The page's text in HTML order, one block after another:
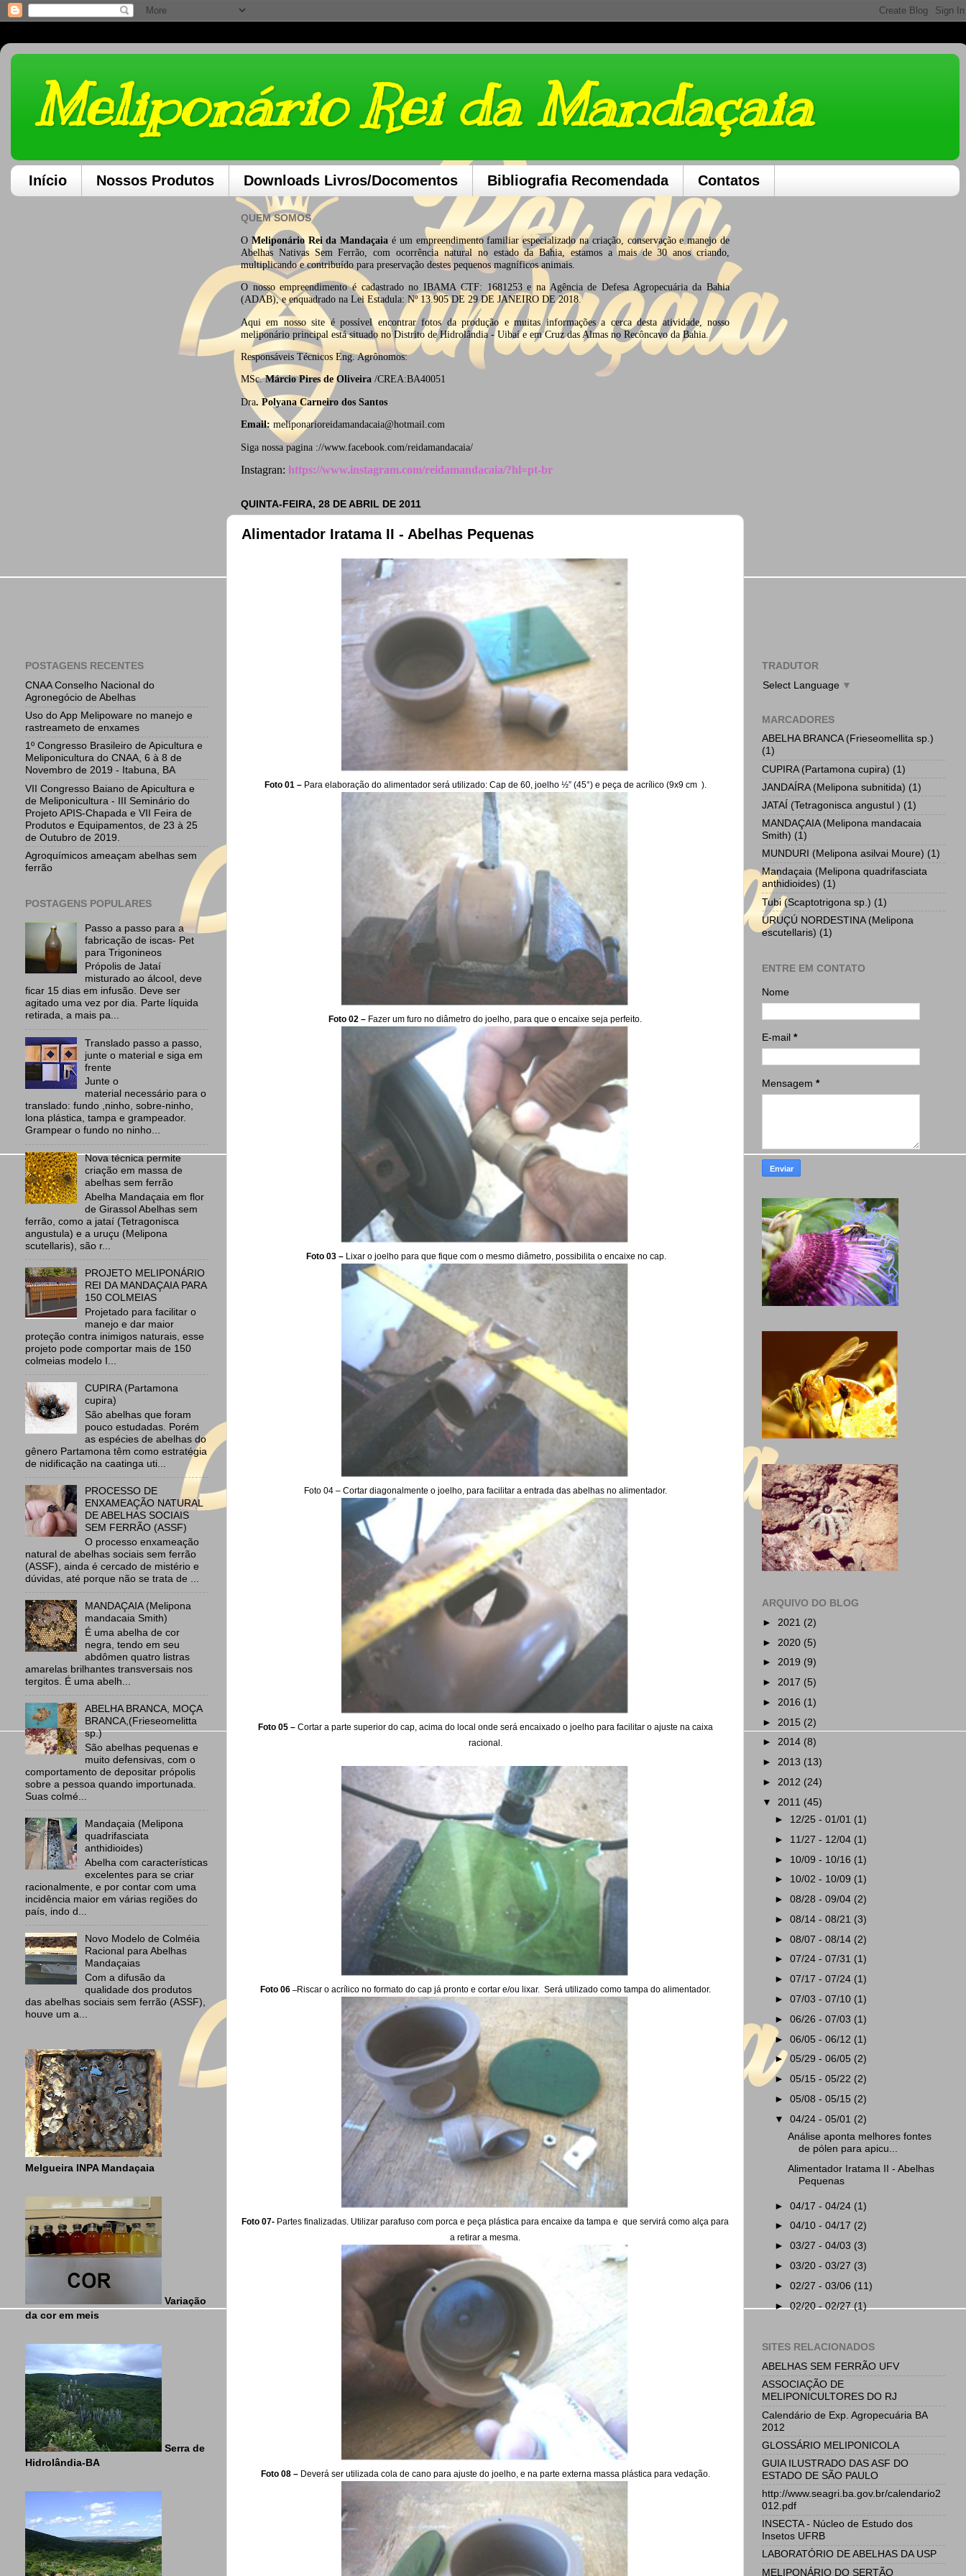
Meliponário Rei da Mandaçaia
Início Nossos Produtos Downloads Livros/Docomentos Bibliografia Recomendada Contatos
QUEM SOMOS
O MeliponárioRei da Mandaçaia é um empreendimento familiar especializado na criação, conservação e manejo de
Abelhas Nativas Sem Ferrão, com ocorrência natural no estado da Bahia, estamos a mais de 30 anos criando,
multiplicando e contribuído para preservação destes pequenos magníficos animais.
O nosso empreendimento é cadastrado no IBAMA CTF: 1681253 e na Agência de Defesa Agropecuária da Bahia
(ADAB), e enquadrado na Lei Estadula: Nº 13.905 DE 29 DE JANEIRO DE 2018.
Aqui em nosso site é possível encontrar fotos da produção e muitas informações a cerca desta atividade, nosso
meliponário principal está situado no Distrito de Hidrolândia - Uibaí e em Cruz das Almas no Recôncavo da Bahia.
Responsáveis Técnicos Eng. Agrônomos:
MSc.Márcio Pires de Oliveira /CREA:BA40051
Dra. Polyana Carneiro dos Santos
Email: meliponarioreidamandacaia@hotmail.com
Siga nossa pagina ://www.facebook.com/reidamandacaia/
Instagran: https://www.instagram.com/reidamandacaia/?hl=pt-br
QUINTA-FEIRA, 28 DE ABRIL DE 2011
Alimentador Iratama II - Abelhas Pequenas
Foto 01 – Para elaboração do alimentador será utilizado: Cap de 60, joelho ½” (45°) e peça de acrílico (9x9 cm ).
Foto 02 – Fazer um furo no diâmetro do joelho, para que o encaixe seja perfeito.
Foto 03 – Lixar o joelho para que fique com o mesmo diâmetro, possibilita o encaixe no cap.
Foto 04 – Cortar diagonalmente o joelho, para facilitar a entrada das abelhas no alimentador.
Foto 05 –Cortar a parte superior do cap, acima do local onde será encaixado o joelho para facilitar o ajuste na caixa
racional.
Foto 06–Riscar o acrílico no formato do cap já pronto e cortar e/ou lixar. Será utilizado como tampa do alimentador.
Foto 07- Partes finalizadas. Utilizar parafuso com porca e peça plástica para encaixe da tampa e que servirá como alça para
a retirar a mesma.
Foto 08– Deverá ser utilizada cola de cano para ajuste do joelho, e na parte externa massa plástica para vedação.
POSTAGENS RECENTES
CNAA Conselho Nacional do
Agronegócio de Abelhas
Uso do App Melipoware no manejo e
rastreameto de enxames
1º Congresso Brasileiro de Apicultura e
Meliponicultura do CNAA, 6 à 8 de
Novembro de 2019 - Itabuna, BA
VII Congresso Baiano de Apicultura e
de Meliponicultura - III Seminário do
Projeto APIS-Chapada e VII Feira de
Produtos e Equipamentos, de 23 à 25
de Outubro de 2019.
Agroquímicos ameaçam abelhas sem
ferrão
POSTAGENS POPULARES
Passo a passo para a
fabricação de iscas- Pet
para Trigonineos
Própolis de Jataí
misturado ao álcool, deve
ficar 15 dias em infusão. Deve ser
agitado uma vez por dia. Parte líquida
retirada, a mais pa...
Translado passo a passo,
junte o material e siga em
frente
Junte o
material necessário para o
translado: fundo ,ninho, sobre-ninho,
lona plástica, tampa e grampeador.
Grampear o fundo no ninho...
Nova técnica permite
criação em massa de
abelhas sem ferrão
Abelha Mandaçaia em flor
de Girassol Abelhas sem
ferrão, como a jataí (Tetragonisca
angustula) e a uruçu (Melipona
scutellaris), são r...
PROJETO MELIPONÁRIO
REI DA MANDAÇAIA PARA
150 COLMEIAS
Projetado para facilitar o
manejo e dar maior
proteção contra inimigos naturais, esse
projeto pode comportar mais de 150
colmeias modelo I...
CUPIRA (Partamona
cupira)
São abelhas que foram
pouco estudadas. Porém
as espécies de abelhas do
gênero Partamona têm como estratégia
de nidificação na caatinga uti...
PROCESSO DE
ENXAMEAÇÃO NATURAL
DE ABELHAS SOCIAIS
SEM FERRÃO (ASSF)
O processo enxameação
natural de abelhas sociais sem ferrão
(ASSF), ainda é cercado de mistério e
dúvidas, até porque não se trata de ...
MANDAÇAIA (Melipona
mandacaia Smith)
É uma abelha de cor
negra, tendo em seu
abdômen quatro listras
amarelas brilhantes transversais nos
tergitos. É uma abelh...
ABELHA BRANCA, MOÇA
BRANCA,(Frieseomelitta
sp.)
São abelhas pequenas e
muito defensivas, com o
comportamento de depositar própolis
sobre a pessoa quando importunada.
Suas colmé...
Mandaçaia (Melipona
quadrifasciata
anthidioides)
Abelha com características
excelentes para se criar
racionalmente, e por contar com uma
incidência maior em várias regiões do
país, indo d...
Novo Modelo de Colméia
Racional para Abelhas
Mandaçaias
Com a difusão da
qualidade dos produtos
das abelhas sociais sem ferrão (ASSF),
houve um a...
Melgueira INPA Mandaçaia
Variação
da cor em meis
Serra de
Hidrolândia-BA
TRADUTOR
Select Language ▼
MARCADORES
ABELHA BRANCA (Frieseomellita sp.)
(1)
CUPIRA (Partamona cupira) (1)
JANDAÍRA (Melipona subnitida) (1)
JATAÍ (Tetragonisca angustul ) (1)
MANDAÇAIA (Melipona mandacaia
Smith) (1)
MUNDURI (Melipona asilvai Moure) (1)
Mandaçaia (Melipona quadrifasciata
anthidioides) (1)
Tubi (Scaptotrigona sp.) (1)
URUÇÚ NORDESTINA (Melipona
escutellaris) (1)
ENTRE EM CONTATO
Nome
E-mail *
Mensagem *
ARQUIVO DO BLOG
► 2021 (2)
► 2020 (5)
► 2019 (9)
► 2017 (5)
► 2016 (1)
► 2015 (2)
► 2014 (8)
► 2013 (13)
► 2012 (24)
▼ 2011 (45)
► 12/25 - 01/01 (1)
► 11/27 - 12/04 (1)
► 10/09 - 10/16 (1)
► 10/02 - 10/09 (1)
►08/28 - 09/04 (2)
►08/14 - 08/21 (3)
►08/07 - 08/14 (2)
►07/24 - 07/31 (1)
►07/17 - 07/24 (1)
►07/03 - 07/10 (1)
►06/26 - 07/03 (1)
►06/05 - 06/12 (1)
►05/29 - 06/05 (2)
►05/15 - 05/22 (2)
►05/08 - 05/15 (2)
▼04/24 - 05/01 (2)
Análise aponta melhores fontes
de pólen para apicu...
Alimentador Iratama II - Abelhas
Pequenas
►04/17 - 04/24 (1)
►04/10 - 04/17 (2)
►03/27 - 04/03 (3)
►03/20 - 03/27 (3)
►02/27 - 03/06 (11)
►02/20 - 02/27(1)
SITES RELACIONADOS
ABELHAS SEM FERRÃO UFV
ASSOCIAÇÃO DE
MELIPONICULTORES DO RJ
Calendário de Exp. Agropecuária BA
2012
GLOSSÁRIO MELIPONICOLA
GUIA ILUSTRADO DAS ASF DO
ESTADO DE SÃO PAULO
http://www.seagri.ba.gov.br/calendario2
012.pdf
INSECTA - Núcleo de Estudo dos
Insetos UFRB
LABORATÓRIO DE ABELHAS DA USP
MELIPONÁRIO DO SERTÃO